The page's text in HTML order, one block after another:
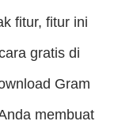
fitur, fitur ini
gratis di
Gram
membuat